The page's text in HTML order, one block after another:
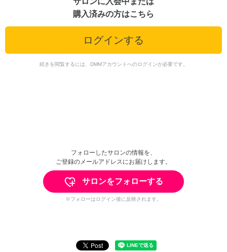
購入済みの方はこちら
ログインする
続きを閲覧するには、DMMアカウントへのログインが必要です。
フォローしたサロンの情報を、
ご登録のメールアドレスにお届けします。
サロンをフォローする
※フォローはログイン後に反映されます。